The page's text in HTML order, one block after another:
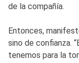
de la compañía.
Entonces,
sino de confianza.
tenemos para la